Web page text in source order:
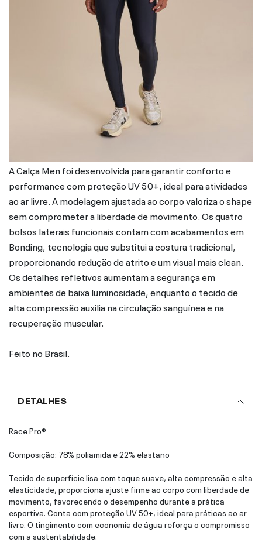
A Calça Men foi desenvolvida para garantir conforto e
performance com proteção UV 50+, ideal para atividades
ao ar livre. A modelagem ajustada ao corpo valoriza o shape
sem comprometer a liberdade de movimento. Os quatro
bolsos laterais funcionais contam com acabamentos em
Bonding, tecnologia que substitui a costura tradicional,
proporcionando redução de atrito e um visual mais clean.
Os detalhes refletivos aumentam a segurança em
ambientes de baixa luminosidade, enquanto o tecido de
alta compressão auxilia na circulação sanguínea e na
recuperação muscular.
Feito no Brasil.
DETALHES
Race Pro®
Composição: 78% poliamida e 22% elastano
Tecido de superfície lisa com toque suave, alta compressão e alta
elasticidade, proporciona ajuste firme ao corpo com liberdade de
movimento, favorecendo o desempenho durante a prática
esportiva. Conta com proteção UV 50+, ideal para práticas ao ar
livre. O tingimento com economia de água reforça o compromisso
com a sustentabilidade.